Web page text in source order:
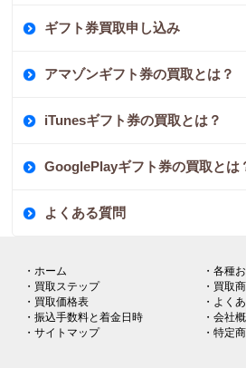
ギフト券買取申し込み
アマゾンギフト券の買取とは？
iTunesギフト券の買取とは？
GooglePlayギフト券の買取とは
よくある質問
・ホーム
・買取ステップ
・買取価格表
・振込手数料と着金日時
・サイトマップ
・各種
・買取
・よく
・会社
・特定